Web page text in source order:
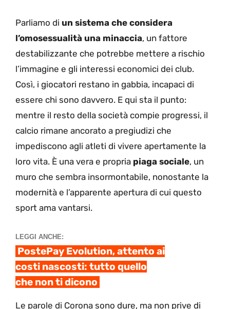
Parliamo di un sistema che considera
l’omosessualità una minaccia, un fattore
destabilizzante che potrebbe mettere a rischio
l’immagine e gli interessi economici dei club.
Così, i giocatori restano in gabbia, incapaci di
essere chi sono davvero. E qui sta il punto:
mentre il resto della società compie progressi, il
calcio rimane ancorato a pregiudizi che
impediscono agli atleti di vivere apertamente la
loro vita. È una vera e propria piaga sociale, un
muro che sembra insormontabile, nonostante la
modernità e l’apparente apertura di cui questo
sport ama vantarsi.
LEGGI ANCHE:
PostePay Evolution, attento ai
costi nascosti: tutto quello
che non ti dicono
Le parole di Corona sono dure, ma non prive di